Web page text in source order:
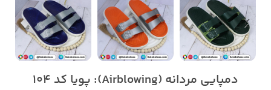
دمپایی مردانه (Airblowing): پویا کد 104